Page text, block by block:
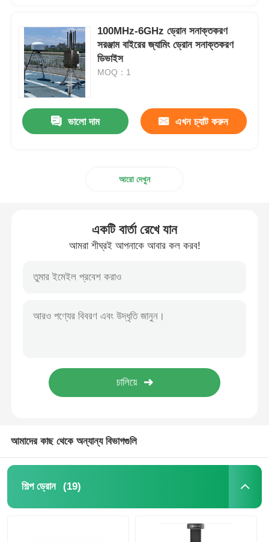
100MHz-6GHz ড্রোন সনাক্তকরণ
সরঞ্জাম বাইরের জ্যামিং ড্রোন সনাক্তকরণ
ডিভাইস
MOQ：1
ভালো দাম এখন চ্যাট করুন
আরো দেখুন
একটি বার্তা রেখে যান
আমরা শীঘ্রই আপনাকে আবার কল করব!
আমাদের কাছ থেকে অন্যান্য বিভাগগুলি
শিল্প ড্রোন (19)